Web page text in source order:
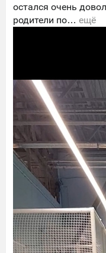
остался очень
родители по… ещё